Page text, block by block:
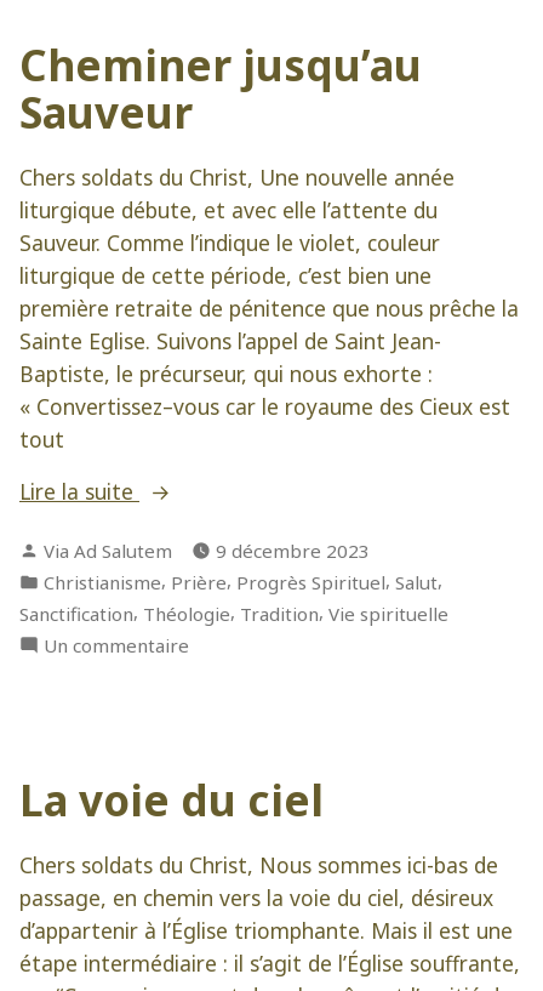
Sang
Cheminer jusqu’au
Sauveur
Chers soldats du Christ, Une nouvelle année
liturgique débute, et avec elle l’attente du
Sauveur. Comme l’indique le violet, couleur
liturgique de cette période, c’est bien une
première retraite de pénitence que nous prêche la
Sainte Eglise. Suivons l’appel de Saint Jean-
Baptiste, le précurseur, qui nous exhorte :
« Convertissez–vous car le royaume des Cieux est
tout
Lire la suite
« Cheminer
Sauveur »
Publié
par
Via Ad Salutem
9 décembre 2023
Publié
dans
Christianisme, Prière, Progrès Spirituel, Salut,
Sanctification, Théologie, Tradition, Vie spirituelle
Un commentaire
La voie du ciel
Chers soldats du Christ, Nous sommes ici-bas de
passage, en chemin vers la voie du ciel, désireux
d’appartenir à l’Église triomphante. Mais il est une
étape intermédiaire : il s’agit de l’Église souffrante,